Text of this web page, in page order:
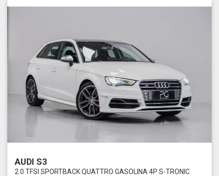
AUDI S3
2.0 TFSI SPORTBACK QUATTRO GASOLINA 4P S-TRONIC